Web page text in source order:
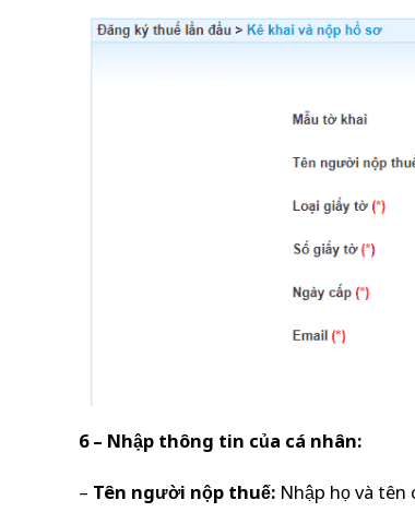
6 – Nhập thông tin của cá nhân:
–Tên người nộp thuế:Nhập họ và tên